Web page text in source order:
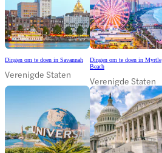
Dingen om te doen in Savannah
Verenigde Staten
Dingen om te doen in Myrtle
Beach
Verenigde Staten